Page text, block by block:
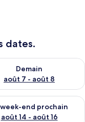
dates.
- août 7
Demain
août 7 - août 8
la disponibilité pour
août 7 - août 9
week-end prochain
août 14 - août 16
la disponibilité pour